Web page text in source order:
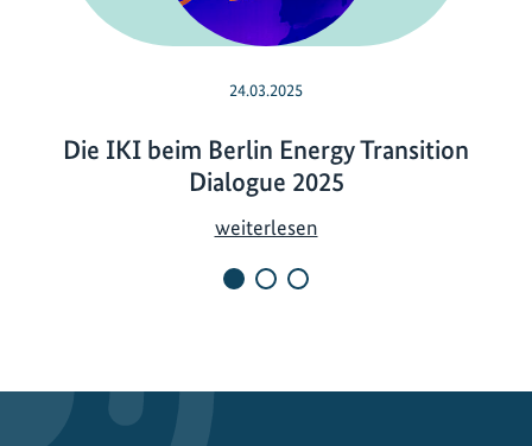
24.03.2025
Die IKI beim Berlin Energy Transition
Dialogue 2025
weiterlesenD